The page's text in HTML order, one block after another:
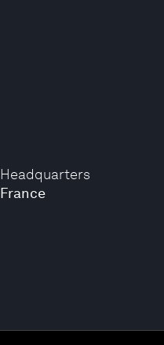
Headquarters
France